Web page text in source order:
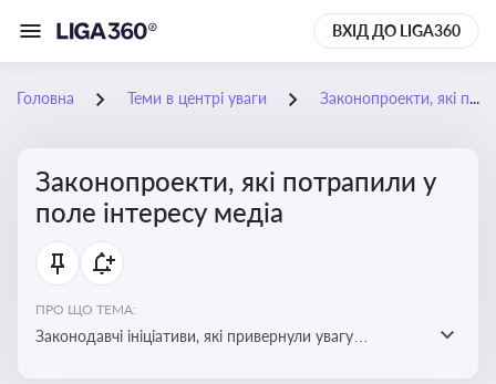
ВХІД ДО LIGA360
Головна Теми в центрі уваги Законопроекти, які потрапили у поле інтересу медіа
Законопроекти, які потрапили у
поле інтересу медіа
ПРО ЩО ТЕМА:
Законодавчі ініціативи, які привернули увагу